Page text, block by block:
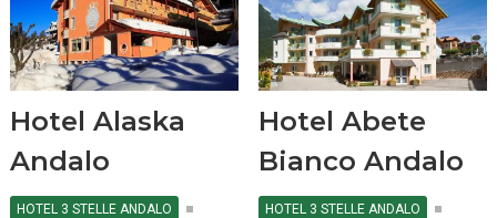
Hotel Alaska
Andalo
HOTEL 3 STELLE ANDALO
Hotel Abete
Bianco Andalo
HOTEL 3 STELLE ANDALO